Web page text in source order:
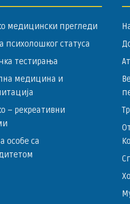
медицински прегледи
психолошког статуса
тестирања
медицина и
– ­рекреативни
особе са